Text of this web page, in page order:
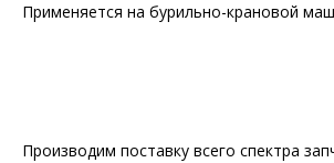
Применяется на бурильно-крановой
Производим поставку всего спектра